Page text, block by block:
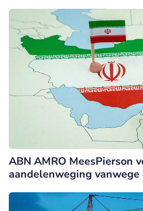
ABN AMRO MeesPierson
aandelenweging vanwege